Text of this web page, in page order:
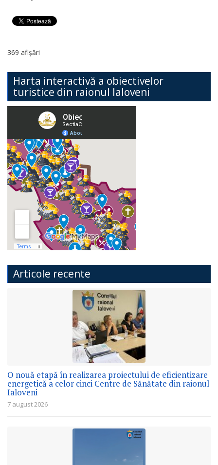
369 afișări
Harta interactivă a obiectivelor
turistice din raionul Ialoveni
Articole recente
O nouă etapă în realizarea proiectului de eficientizare
energetică a celor cinci Centre de Sănătate din raionul
Ialoveni
7 august 2026